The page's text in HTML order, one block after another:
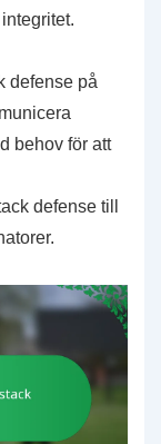
defense på
behov för att
defense till